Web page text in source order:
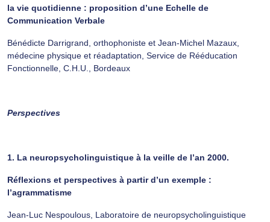
la vie quotidienne : proposition d’une Echelle de
Communication Verbale
Bénédicte Darrigrand, orthophoniste et Jean-Michel Mazaux,
médecine physique et réadaptation, Service de Rééducation
Fonctionnelle, C.H.U., Bordeaux
Perspectives
1. La neuropsycholinguistique à la veille de l’an 2000.
Réflexions et perspectives à partir d’un exemple :
l’agrammatisme
Jean-Luc Nespoulous, Laboratoire de neuropsycholinguistique